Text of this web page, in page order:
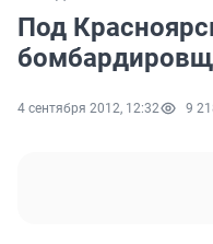
Под
4 сентября 2012, 12:32 9